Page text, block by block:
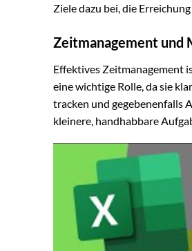
Ziele dazu bei, die
Zeitmanagement und
Effektives Zeitmanagement
eine wichtige Rolle, da sie
tracken und gegebenenfalls
kleinere, handhabbare